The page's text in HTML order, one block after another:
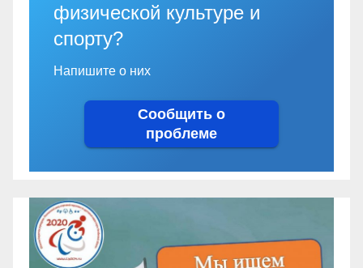
физической культуре и
спорту?
Напишите о них
Сообщить о
проблеме